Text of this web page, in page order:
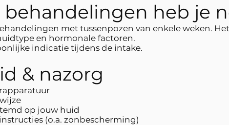
behandelingen heb je
met tussenpozen van enkele weken.
en hormonale factoren.
indicatie tijdens de intake.
& nazorg
op jouw huid
(o.a. zonbescherming)